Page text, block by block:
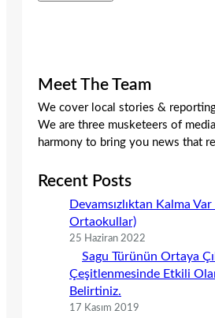
Meet The Team
We cover local stories &
We are three musketeers of
harmony to bring you news that
Recent Posts
Devamsızlıktan Kalma
Ortaokullar)
25 Haziran 2022
Sagu Türünün Ortaya
Çeşitlenmesinde Etkili
Belirtiniz.
17 Kasım 2019